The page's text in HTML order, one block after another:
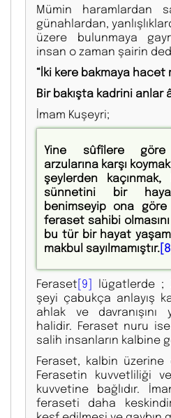
Mümin haramlardan
günahlardan,
üzere bulunmaya
insan o zaman şairin
“İki kere bakmaya hacet
Bir bakışta kadrini anlar
İmam Kuşeyri;
Yine sûfîlere göre
arzularına karşı
şeylerden kaçınmak,
sünnetini bir
benimseyip ona göre
feraset sahibi olmasını
bu tür bir hayat
makbul sayılmamıştır.
Feraset[9] lügatlerde ;
şeyi çabukça anlayış
ahlak ve davranışını
halidir. Feraset nuru
salih insanların kalbine
Feraset, kalbin üzerine
Ferasetin kuvvetliliği
kuvvetine bağlıdır.
feraseti daha